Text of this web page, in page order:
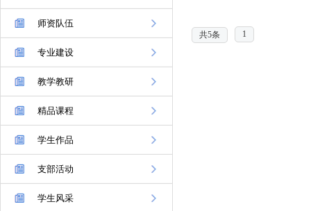
师资队伍
专业建设
教学教研
精品课程
学生作品
支部活动
学生风采
共5条 1